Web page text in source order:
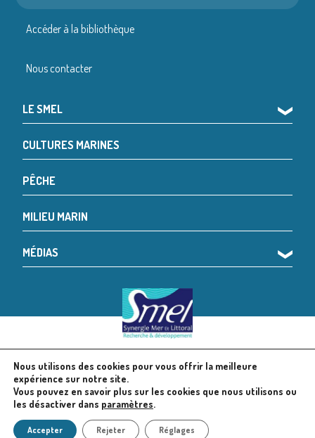
Accéder à la bibliothèque
Nous contacter
LE SMEL ❯
CULTURES MARINES
PÊCHE
MILIEU MARIN
MÉDIAS ❯
© 2024 SMEL Mentions légales
Politique en matière de cookies
Nous utilisons des cookies pour vous offrir la meilleure
expérience sur notre site.
Vous pouvez en savoir plus sur les cookies que nous utilisons ou
les désactiver dans paramètres.
Accepter Rejeter Réglages